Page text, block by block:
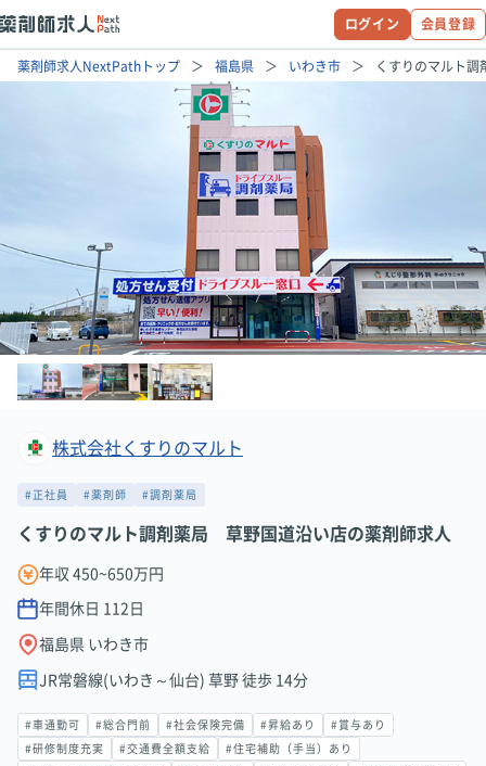
ログイン 会員登録
薬剤師求人NextPathトップ 福島県 いわき市 くすりのマルト
株式会社くすりのマルト
#正社員 #薬剤師 #調剤薬局
くすりのマルト調剤薬局 草野国道沿い店の薬剤師求人
年収 450~650万円
年間休日 112 日
福島県 いわき市
JR常磐線(いわき～仙台) 草野 徒歩 14分
#車通勤可 #総合門前 #社会保険完備 #昇給あり #賞与あり
#研修制度充実 #交通費全額支給 #住宅補助（手当）あり